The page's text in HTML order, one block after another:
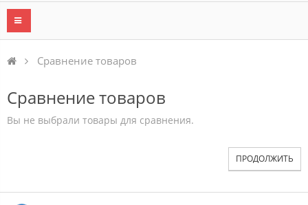
Сравнение товаров
Сравнение товаров
Вы не выбрали товары для сравнения.
ПРОДОЛЖИТЬ